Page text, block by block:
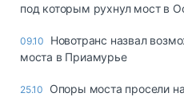
под которым рухнул мост в
09.10
Новотранс назвал
моста в Приамурье
25.10
Опоры моста просели